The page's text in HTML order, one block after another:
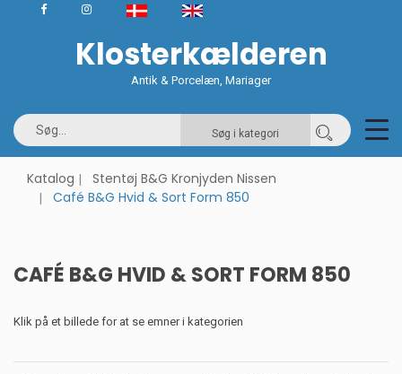
Klosterkælderen
Antik & Porcelæn, Mariager
Søg i kategori
Katalog
Stentøj B&G Kronjyden Nissen
Café B&G Hvid & Sort Form 850
CAFÉ B&G HVID & SORT FORM 850
Klik på et billede for at se emner i kategorien